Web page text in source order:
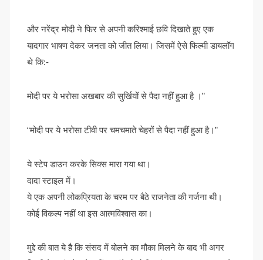
और नरेंद्र मोदी ने फिर से अपनी करिश्माई छवि दिखाते हुए एक
यादगार भाषण देकर जनता को जीत लिया। जिसमें ऐसे फिल्मी डायलॉग
थे कि:-
मोदी पर ये भरोसा अखबार की सुर्खियों से पैदा नहीं हुआ है ।”
“मोदी पर ये भरोसा टीवी पर चमचमाते चेहरों से पैदा नहीं हुआ है।”
ये स्टेप डाउन करके सिक्स मारा गया था।
दादा स्टाइल में।
ये एक अपनी लोकप्रियता के चरम पर बैठे राजनेता की गर्जना थी।
कोई विकल्प नहीं था इस आत्मविश्वास का।
मुद्दे की बात ये है कि संसद में बोलने का मौका मिलने के बाद भी अगर